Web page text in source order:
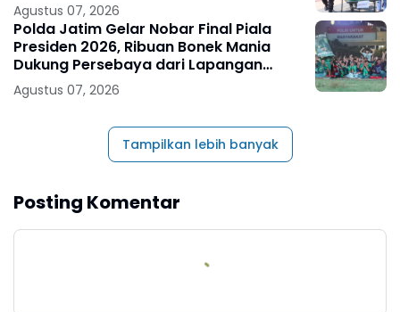
Agustus 07, 2026
Polda Jatim Gelar Nobar Final Piala
Presiden 2026, Ribuan Bonek Mania
Dukung Persebaya dari Lapangan
Mapolda
Agustus 07, 2026
Tampilkan lebih banyak
Posting Komentar